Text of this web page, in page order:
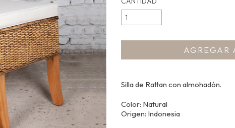
Silla de Rattan con almohadón.
Color: Natural
Origen: Indonesia